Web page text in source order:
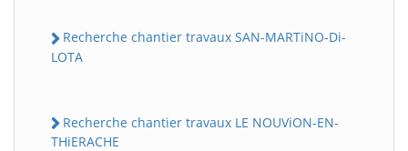
Recherche chantier travaux SAN-MARTiNO-Di-
LOTA
Recherche chantier travaux LE NOUViON-EN-
THiERACHE